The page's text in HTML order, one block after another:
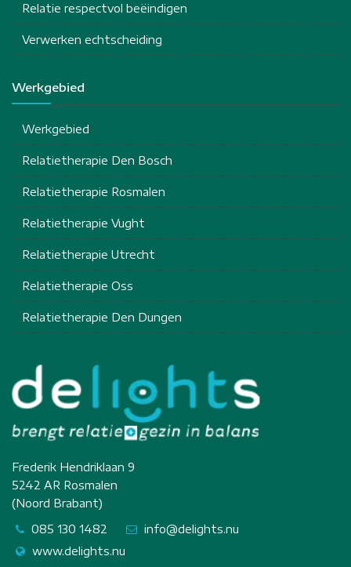
Relatie respectvol beëindigen
Verwerken echtscheiding
Werkgebied
Werkgebied
Relatietherapie Den Bosch
Relatietherapie Rosmalen
Relatietherapie Vught
Relatietherapie Utrecht
Relatietherapie Oss
Relatietherapie Den Dungen
Frederik Hendriklaan 9
5242 AR Rosmalen
(Noord Brabant)
085 130 1482
info@delights.nu
www.delights.nu